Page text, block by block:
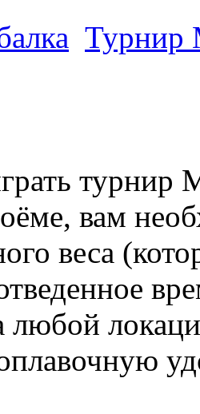
турнир
вам
веса
любой